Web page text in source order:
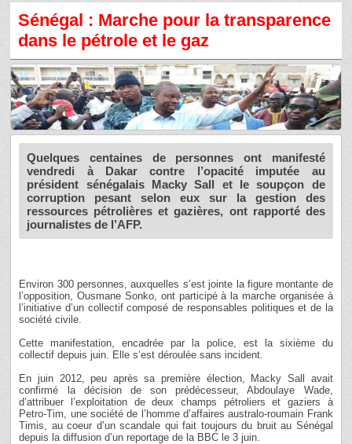
Sénégal : Marche pour la transparence
dans le pétrole et le gaz
Quelques centaines de personnes ont manifesté
vendredi à Dakar contre l’opacité imputée au
président sénégalais Macky Sall et le soupçon de
corruption pesant selon eux sur la gestion des
ressources pétrolières et gazières, ont rapporté des
journalistes de l’AFP.
Environ 300 personnes, auxquelles s’est jointe la figure montante de
l’opposition, Ousmane Sonko, ont participé à la marche organisée à
l’initiative d’un collectif composé de responsables politiques et de la
société civile.
Cette manifestation, encadrée par la police, est la sixième du
collectif depuis juin. Elle s’est déroulée sans incident.
En juin 2012, peu après sa première élection, Macky Sall avait
confirmé la décision de son prédécesseur, Abdoulaye Wade,
d’attribuer l’exploitation de deux champs pétroliers et gaziers à
Petro-Tim, une société de l’homme d’affaires australo-roumain Frank
Timis, au coeur d’un scandale qui fait toujours du bruit au Sénégal
depuis la diffusion d’un reportage de la BBC le 3 juin.